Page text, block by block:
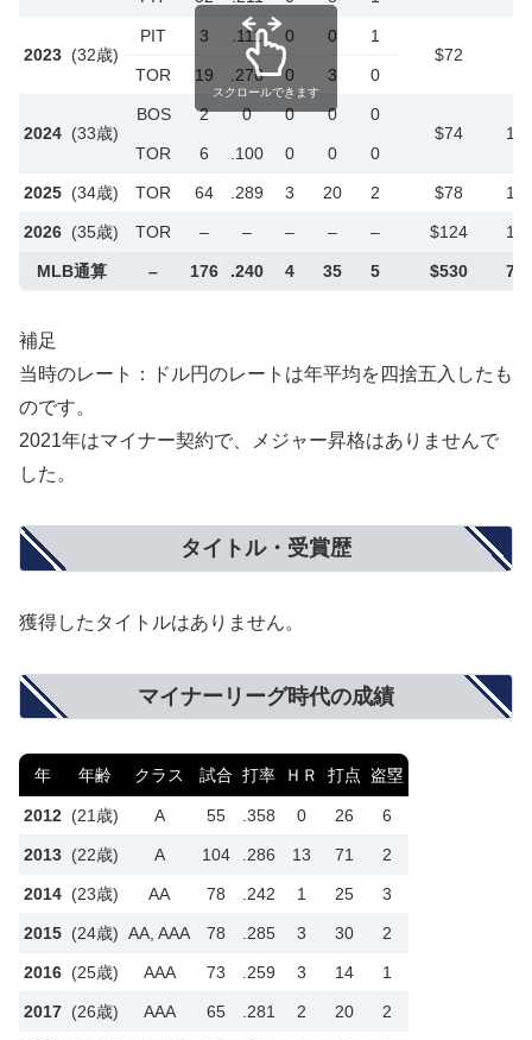
2023 (32歳)
PIT 3 .111 0 0
1
$72
TOR
19 .276 0 3 0
2024 (33歳)
BOS 2 0 0 0
0
$74
1
TOR
6 .100 0 0 0
2025 (34歳) TOR 64 .289 3 20 2 $78 1
2026 (35歳) TOR – – – – – $124 1
MLB通算 – 176 .240 4 35 5 $530 7
スクロールできます
補足
当時のレート：ドル円のレートは年平均を四捨五入したも
のです。
2021年はマイナー契約で、メジャー昇格はありませんで
した。
タイトル・受賞歴
獲得したタイトルはありません。
マイナーリーグ時代の成績
年 年齢 クラス 試合 打率 ＨＲ 打点 盗塁
2012 (21歳) A 55 .358 0 26 6
2013 (22歳) A 104 .286 13 71 2
2014 (23歳) AA 78 .242 1 25 3
2015 (24歳) AA, AAA 78 .285 3 30 2
2016 (25歳) AAA 73 .259 3 14 1
2017 (26歳) AAA 65 .281 2 20 2